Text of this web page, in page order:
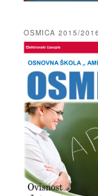
OSMICA 2015/2016